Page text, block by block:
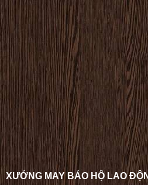
XƯỞNG MAY BẢO HỘ LAO